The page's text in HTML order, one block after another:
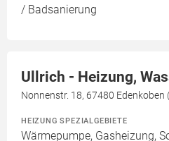
/ Badsanierung
Ullrich - Heizung,
Nonnenstr. 18, 67480
HEIZUNG SPEZIALGEBIETE
Wärmepumpe, Gasheizung,